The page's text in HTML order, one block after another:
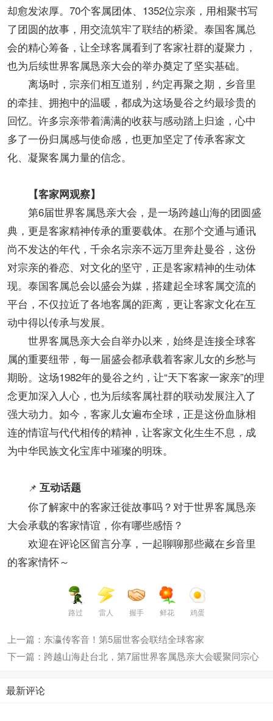
却愈发浓厚。70个客属团体、1352位宗亲，用相聚书写
了团圆的故事，用交流筑牢了联结的桥梁。泰国客属总
会的精心筹备，让全球客属看到了客家社群的凝聚力，
也为后续世界客属恳亲大会的举办奠定了坚实基础。
离场时，宗亲们相互道别，约定再聚之期，乡音里
的牵挂、拥抱中的温暖，都成为这场曼谷之约最珍贵的
回忆。许多宗亲带着满满的收获与感动踏上归途，心中
多了一份归属感与使命感，也更加坚定了传承客家文
化、凝聚客属力量的信念。
【客家网观察】
第6届世界客属恳亲大会，是一场跨越山海的团圆盛
典，更是客家精神传承的重要载体。在那个交通与通讯
尚不发达的年代，千余名宗亲不远万里奔赴曼谷，这份
对宗亲的眷恋、对文化的坚守，正是客家精神的生动体
现。泰国客属总会以盛会为媒，搭建起全球客属交流的
平台，不仅拉近了各地客属的距离，更让客家文化在互
动中得以传承与发展。
世界客属恳亲大会自举办以来，始终是连接全球客
属的重要纽带，每一届盛会都承载着客家儿女的乡愁与
期盼。这场1982年的曼谷之约，让“天下客家一家亲”的理
念更加深入人心，也为后续客属社群的联动发展注入了
强大动力。如今，客家儿女遍布全球，正是这份血脉相
连的情谊与代代相传的精神，让客家文化生生不息，成
为中华民族文化宝库中璀璨的明珠。
📌 互动话题
你了解家中的客家迁徙故事吗？对于世界客属恳亲
大会承载的客家情谊，你有哪些感悟？
欢迎在评论区留言分享，一起聊聊那些藏在乡音里
的客家情怀～
路过 雷人 握手 鲜花 鸡蛋
上一篇：东瀛传客音！第5届世客会联结全球客家
下一篇：跨越山海赴台北，第7届世界客属恳亲大会暖聚同宗心
最新评论